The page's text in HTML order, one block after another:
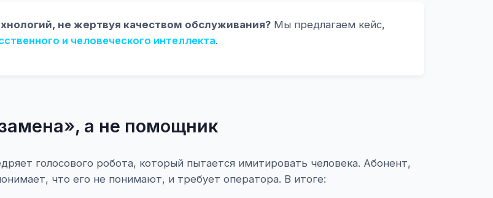
не жертвуя качеством обслуживания? Мы предлагаем кейс,
и человеческого интеллекта.
а не помощник
голосового робота, который пытается имитировать человека. Абонент,
что его не понимают, и требует оператора. В итоге: